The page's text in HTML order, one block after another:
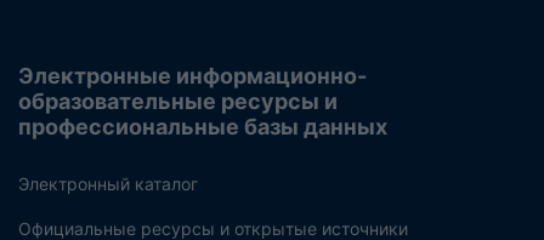
Электронные информационно-
образовательные ресурсы и
профессиональные базы данных
Электронный каталог
Официальные ресурсы и открытые источники